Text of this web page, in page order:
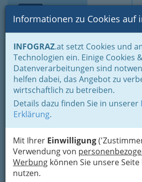
Suche
Informationen zu Cookies auf
INFOGRAZ.at setzt Cookies und
Technologien ein. Einige Cookies
Datenverarbeitungen sind
helfen dabei, das Angebot zu
wirtschaftlich zu betreiben.
Details dazu finden Sie in unserer
Erklärung.
Mit Ihrer Einwilligung
Verwendung von
Werbung können Sie unsere Seite
nutzen.
Home Gastronomie
Beisln, Bars, Pubs &
Studentenlokale
Studentischer
für Graz Günstige
Aktivitäten &
sondern auch eine lebhafte
unzähligen Möglichkeiten für
allerdings ein begrenztes Budget